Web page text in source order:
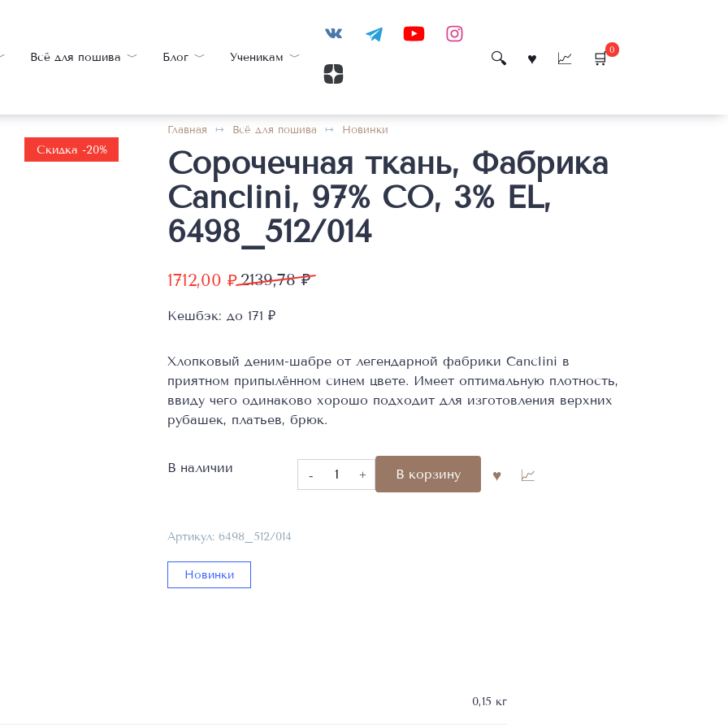
Всё для пошива Блог Ученикам
0
Скидка -20%
Главная Всё для пошива Новинки
Сорочечная ткань, Фабрика
Canclini, 97% CO, 3% EL,
6498_512/014
2139,78₽
Первоначальная
2139,78 ₽.
1712,00 ₽
Текущая
Кешбэк: до 171 ₽
Хлопковый деним-шабре от легендарной фабрики Canclini в
приятном припылённом синем цвете. Имеет оптимальную плотность,
ввиду чего одинаково хорошо подходит для изготовления верхних
рубашек, платьев, брюк.
В наличии
Количество
товара
В корзину
Артикул: 6498_512/014
Новинки
0,15 кг